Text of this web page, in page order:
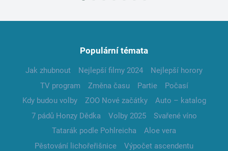
Populární témata
Jak zhubnout Nejlepší filmy 2024
Nejlepší horory
TV program
Změna času Partie
Počasí
Kdy budou volby
ZOO Nové začátky
Auto – katalog
7 pádů Honzy Dědka
Volby 2025
Svařené víno
Tatarák podle Pohlreicha
Aloe vera
Pěstování lichořeřišnice
Výpočet ascendentu